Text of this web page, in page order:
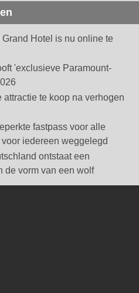
Hotel is nu online te
'exclusieve Paramount-
attractie te koop na verhogen
fastpass voor alle
iedereen weggelegd
ontstaat een
de vorm van een wolf